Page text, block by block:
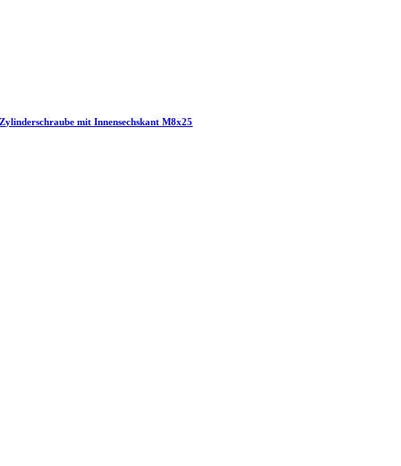
Zylinderschraube mit Innensechskant M8x25